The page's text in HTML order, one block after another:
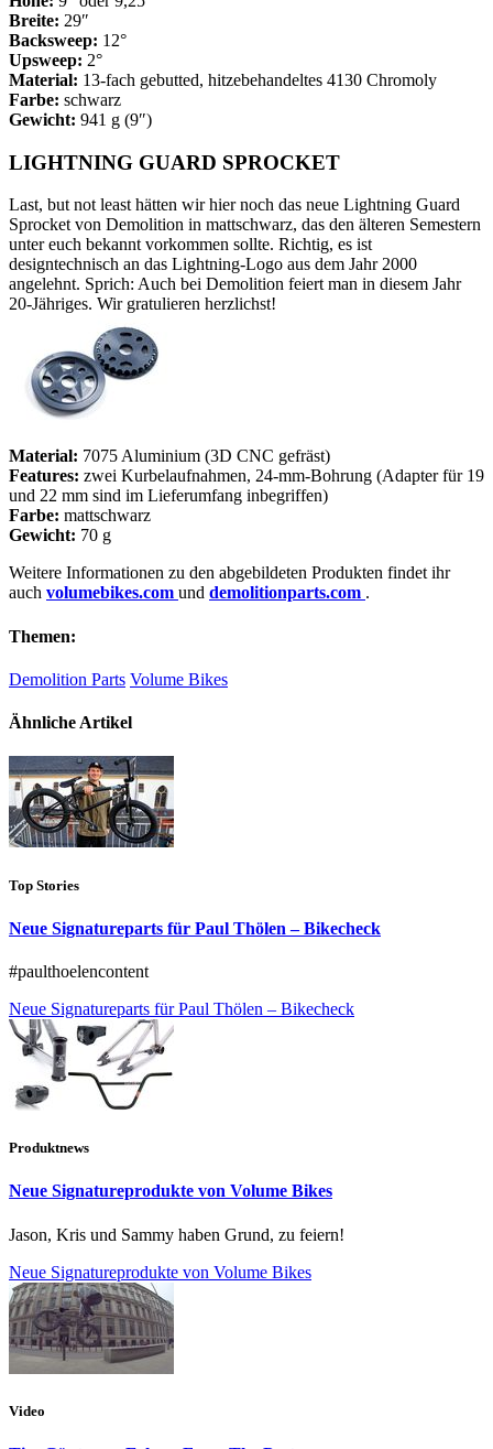
Breite: 29″
Backsweep: 12°
Upsweep: 2°
Material: 13-fach gebutted, hitzebehandeltes 4130 Chromoly
Farbe: schwarz
Gewicht: 941 g (9″)
LIGHTNING GUARD SPROCKET
Last, but not least hätten wir hier noch das neue Lightning Guard
Sprocket von Demolition in mattschwarz, das den älteren Semestern
unter euch bekannt vorkommen sollte. Richtig, es ist
designtechnisch an das Lightning-Logo aus dem Jahr 2000
angelehnt. Sprich: Auch bei Demolition feiert man in diesem Jahr
20-Jähriges. Wir gratulieren herzlichst!
Material: 7075 Aluminium (3D CNC gefräst)
Features: zwei Kurbelaufnahmen, 24-mm-Bohrung (Adapter für 19
und 22 mm sind im Lieferumfang inbegriffen)
Farbe: mattschwarz
Gewicht: 70 g
Weitere Informationen zu den abgebildeten Produkten findet ihr
auch volumebikes.com und demolitionparts.com .
Themen:
Demolition Parts Volume Bikes
Ähnliche Artikel
Top Stories
Neue Signatureparts für Paul Thölen – Bikecheck
#paulthoelencontent
Neue Signatureparts für Paul Thölen – Bikecheck
Produktnews
Neue Signatureprodukte von Volume Bikes
Jason, Kris und Sammy haben Grund, zu feiern!
Neue Signatureprodukte von Volume Bikes
Video